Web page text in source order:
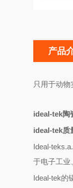
产品
只用于动
ideal-tek陶
ideal-tek质
Ideal-
于电子工业
Ideal-tek的